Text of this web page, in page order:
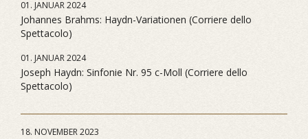
01. JANUAR 2024
Johannes Brahms: Haydn-Variationen (Corriere dello
Spettacolo)
01. JANUAR 2024
Joseph Haydn: Sinfonie Nr. 95 c-Moll (Corriere dello
Spettacolo)
18. NOVEMBER 2023